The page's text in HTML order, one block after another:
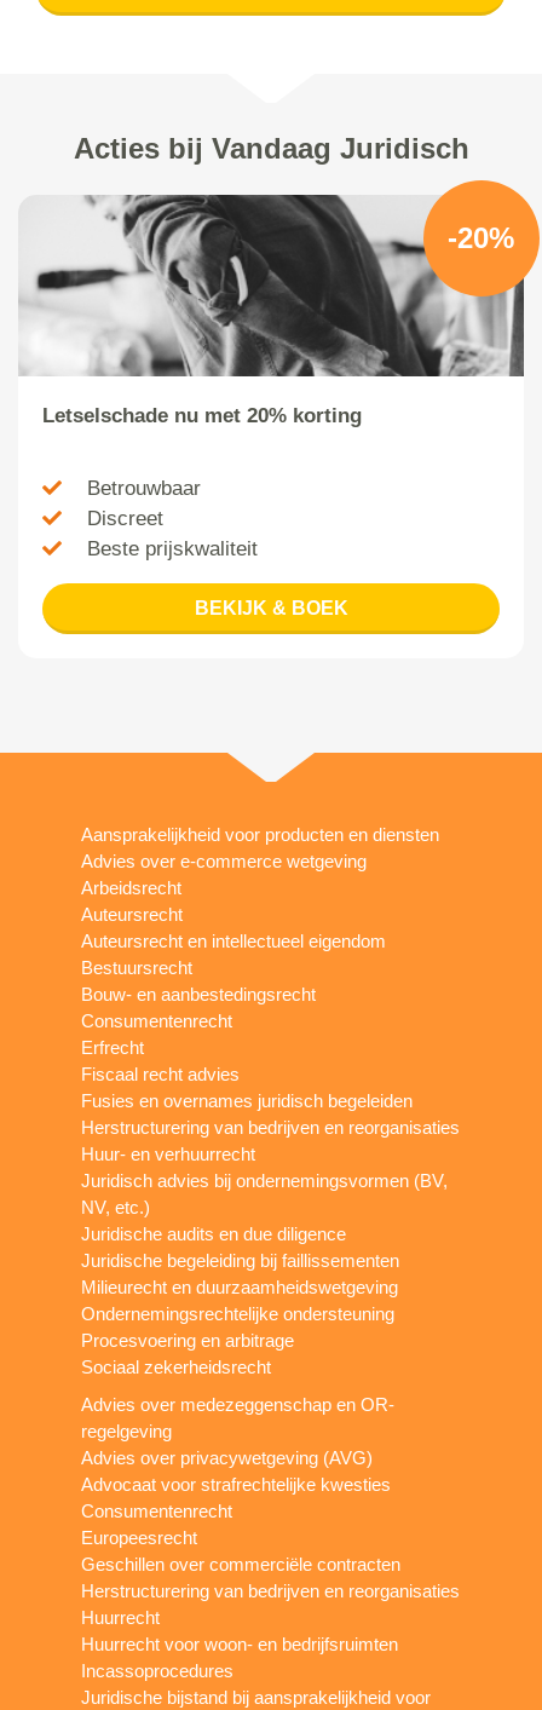
Acties bij Vandaag Juridisch
-20%
Letselschade nu met 20% korting
Betrouwbaar
Discreet
Beste prijskwaliteit
BEKIJK & BOEK
Aansprakelijkheid voor producten en diensten
Advies over e-commerce wetgeving
Arbeidsrecht
Auteursrecht
Auteursrecht en intellectueel eigendom
Bestuursrecht
Bouw- en aanbestedingsrecht
Consumentenrecht
Erfrecht
Fiscaal recht advies
Fusies en overnames juridisch begeleiden
Herstructurering van bedrijven en reorganisaties
Huur- en verhuurrecht
Juridisch advies bij ondernemingsvormen (BV,
NV, etc.)
Juridische audits en due diligence
Juridische begeleiding bij faillissementen
Milieurecht en duurzaamheidswetgeving
Ondernemingsrechtelijke ondersteuning
Procesvoering en arbitrage
Sociaal zekerheidsrecht
Advies over medezeggenschap en OR-
regelgeving
Advies over privacywetgeving (AVG)
Advocaat voor strafrechtelijke kwesties
Consumentenrecht
Europeesrecht
Geschillen over commerciële contracten
Herstructurering van bedrijven en reorganisaties
Huurrecht
Huurrecht voor woon- en bedrijfsruimten
Incassoprocedures
Juridische bijstand bij aansprakelijkheid voor